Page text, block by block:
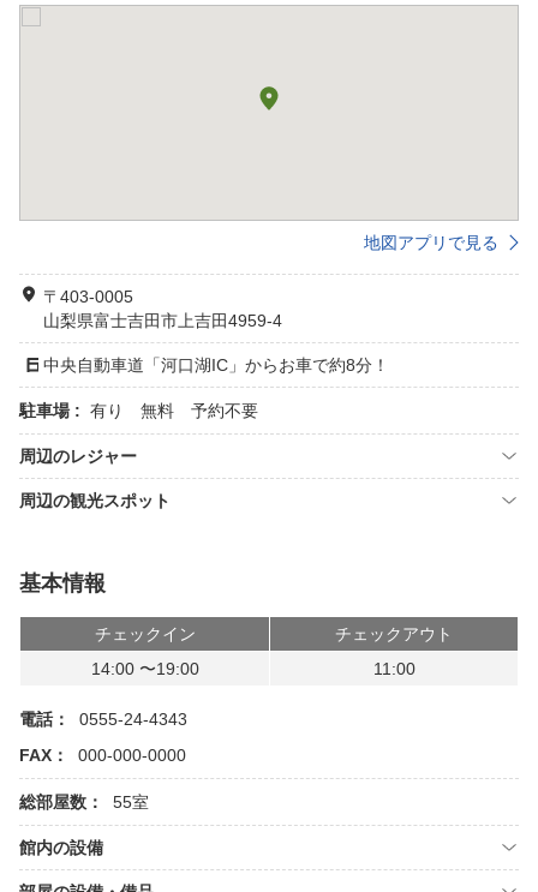
地図アプリで見る
〒403-0005
山梨県富士吉田市上吉田4959-4
中央自動車道「河口湖IC」からお車で約8分！
駐車場 : 有り 無料 予約不要
周辺のレジャー
周辺の観光スポット
基本情報
チェックイン
チェックアウト
14:00 〜19:00
11:00
電話：
0555-24-4343
FAX：
000-000-0000
総部屋数： 55室
館内の設備